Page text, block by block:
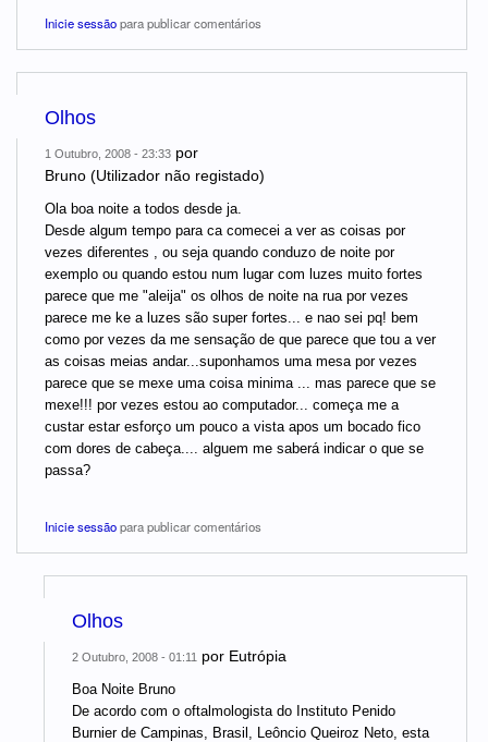
Inicie sessãopara publicar comentários
Olhos
1 Outubro, 2008 - 23:33 por
Bruno (Utilizador não registado)
Ola boa noite a todos desde ja.
Desde algum tempo para ca comecei a ver as coisas por
vezes diferentes , ou seja quando conduzo de noite por
exemplo ou quando estou num lugar com luzes muito fortes
parece que me "aleija" os olhos de noite na rua por vezes
parece me ke a luzes são super fortes... e nao sei pq! bem
como por vezes da me sensação de que parece que tou a ver
as coisas meias andar...suponhamos uma mesa por vezes
parece que se mexe uma coisa minima ... mas parece que se
mexe!!! por vezes estou ao computador... começa me a
custar estar esforço um pouco a vista apos um bocado fico
com dores de cabeça.... alguem me saberá indicar o que se
passa?
Inicie sessãopara publicar comentários
Olhos
2 Outubro, 2008 - 01:11 por Eutrópia
Boa Noite Bruno
De acordo com o oftalmologista do Instituto Penido
Burnier de Campinas, Brasil, Leôncio Queiroz Neto, esta